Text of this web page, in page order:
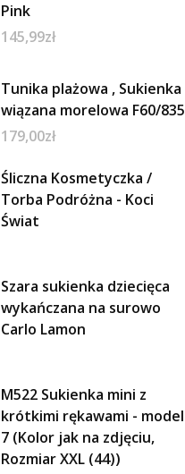
Pink
145,99zł
Tunika plażowa , Sukienka
wiązana morelowa F60/835
179,00zł
Śliczna Kosmetyczka /
Torba Podróżna - Koci
Świat
Szara sukienka dziecięca
wykańczana na surowo
Carlo Lamon
M522 Sukienka mini z
krótkimi rękawami - model
7 (Kolor jak na zdjęciu,
Rozmiar XXL (44))